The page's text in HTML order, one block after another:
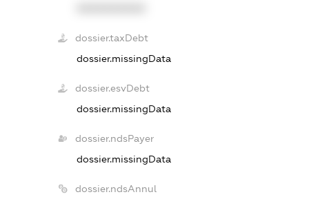
dossier.taxDebt
dossier.missingData
dossier.esvDebt
dossier.missingData
dossier.ndsPayer
dossier.missingData
dossier.ndsAnnul